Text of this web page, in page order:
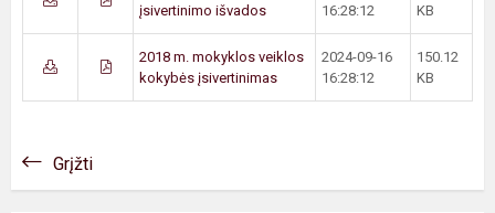
įsivertinimo išvados
16:28:12
KB
2018 m. mokyklos veiklos
kokybės įsivertinimas
2024-09-16
16:28:12
150.12
KB
Grįžti